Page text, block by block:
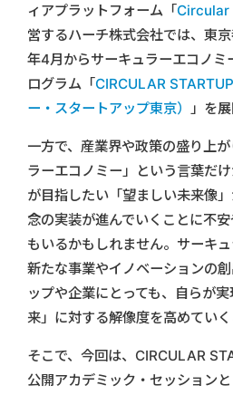
ィアプラットフォーム「Circular
営するハーチ株式会社では、東
年4月からサーキュラーエコノミ
ログラム「CIRCULAR
ー・スタートアップ東京）
」を
一方で、産業界や政策の盛り上
ラーエコノミー」という言葉だ
が目指したい「望ましい未来像
念の実装が進んでいくことに不
もいるかもしれません。サーキ
新たな事業やイノベーションの
ップや企業にとっても、自らが
来」に対する解像度を高めていく
そこで、今回は、CIRCULAR
公開アカデミック・セッション